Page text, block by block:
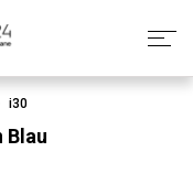
i30
Blau